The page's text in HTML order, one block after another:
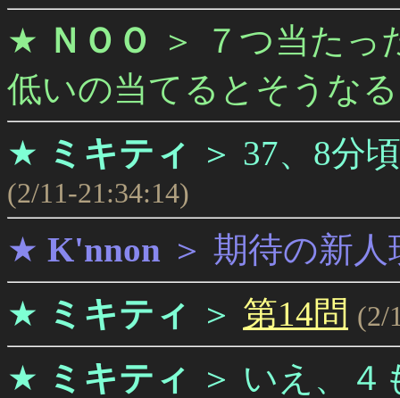
★ ＮＯＯ ＞
７つ当た
低いの当てるとそうな
★ ミキティ ＞ 37、8分
(2/11-21:34:14)
★ K'nnon ＞ 期待の新
★ ミキティ ＞ 第14問 (2/
★ ミキティ ＞ いえ、４